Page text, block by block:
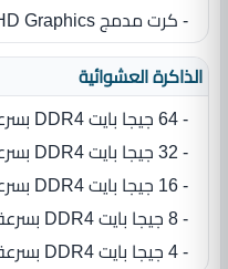
- كرت مدمج Intel UHD Graphics
الذاكرة العشوائية
- 64 جيجا بايت DDR4 بسرعة 2666 ميجا هرتز
- 32 جيجا بايت DDR4 بسرعة 2666 ميجا هرتز
- 16 جيجا بايت DDR4 بسرعة 2666 ميجا هرتز
- 8 جيجا بايت DDR4 بسرعة 2666 ميجا هرتز
- 4 جيجا بايت DDR4 بسرعة 2666 ميجا هرتز